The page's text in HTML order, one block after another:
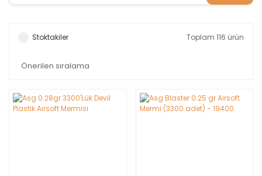
Stoktakiler Toplam 116 ürün